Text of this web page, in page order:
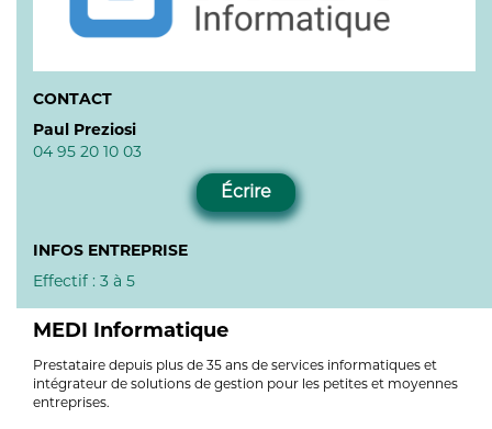
CONTACT
Paul Preziosi
04 95 20 10 03
Écrire
INFOS ENTREPRISE
Effectif : 3 à 5
MEDI Informatique
Prestataire depuis plus de 35 ans de services informatiques et
intégrateur de solutions de gestion pour les petites et moyennes
entreprises.